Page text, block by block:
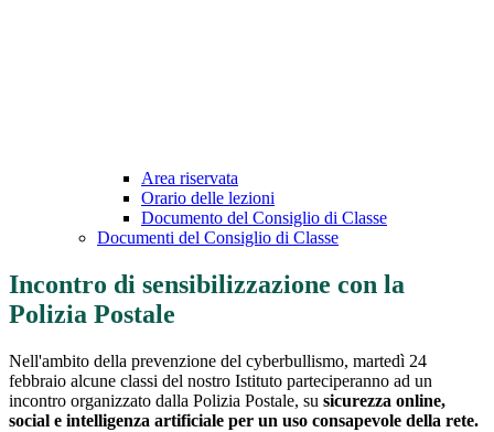
Area riservata
Orario delle lezioni
Documento del Consiglio di Classe
Documenti del Consiglio di Classe
Incontro di sensibilizzazione con la
Polizia Postale
Nell'ambito della prevenzione del cyberbullismo, martedì 24
febbraio alcune classi del nostro Istituto parteciperanno ad un
incontro organizzato dalla Polizia Postale, su sicurezza online,
social e intelligenza artificiale per un uso consapevole della rete.